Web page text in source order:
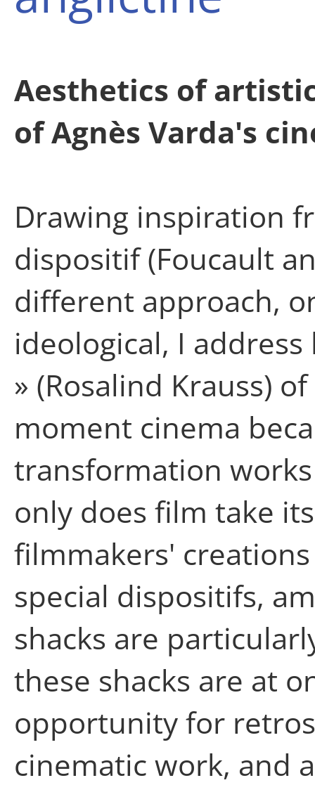
Aesthetics of
of Agnès Varda's
Drawing inspiration
dispositif (Foucault
different approach,
ideological, I
» (Rosalind Krauss)
moment cinema
transformation
only does film take
filmmakers'
special dispositifs,
shacks are
these shacks are at
opportunity for
cinematic work, and